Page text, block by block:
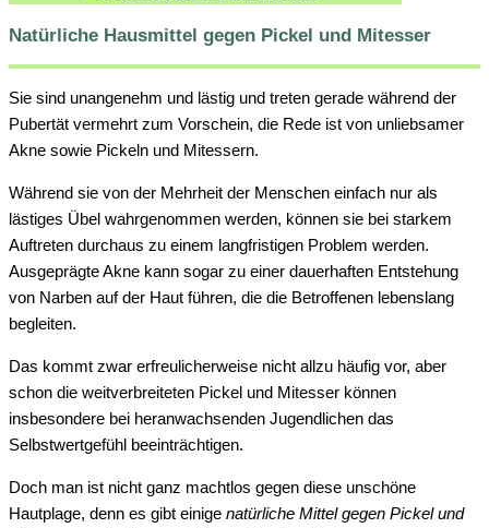
Natürliche Hausmittel gegen Pickel und Mitesser
Sie sind unangenehm und lästig und treten gerade während der
Pubertät vermehrt zum Vorschein, die Rede ist von unliebsamer
Akne sowie Pickeln und Mitessern.
Während sie von der Mehrheit der Menschen einfach nur als
lästiges Übel wahrgenommen werden, können sie bei starkem
Auftreten durchaus zu einem langfristigen Problem werden.
Ausgeprägte Akne kann sogar zu einer dauerhaften Entstehung
von Narben auf der Haut führen, die die Betroffenen lebenslang
begleiten.
Das kommt zwar erfreulicherweise nicht allzu häufig vor, aber
schon die weitverbreiteten Pickel und Mitesser können
insbesondere bei heranwachsenden Jugendlichen das
Selbstwertgefühl beeinträchtigen.
Doch man ist nicht ganz machtlos gegen diese unschöne
Hautplage, denn es gibt einige natürliche Mittel gegen Pickel und